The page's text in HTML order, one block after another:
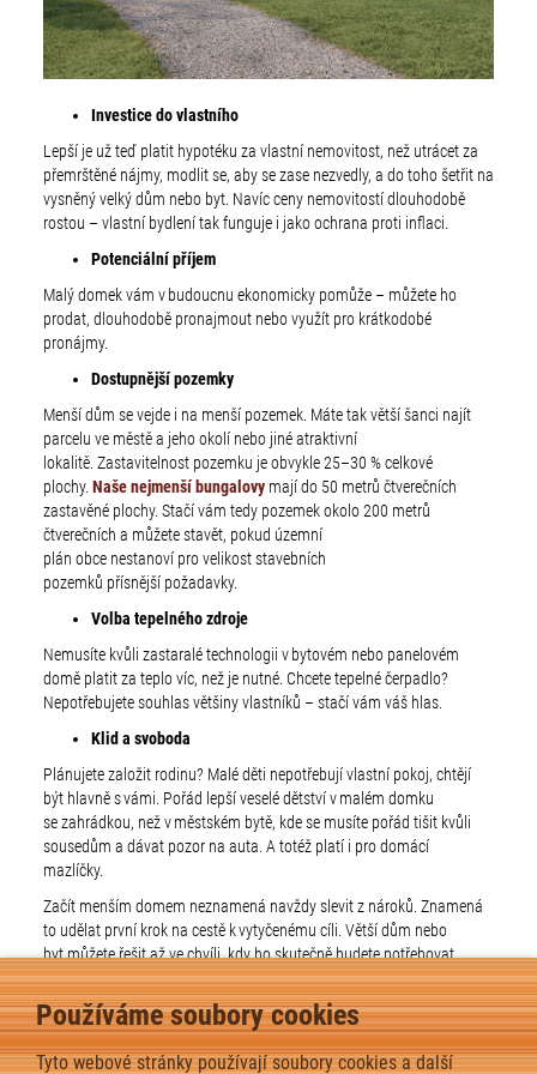
Používáme soubory cookies
Tyto webové stránky používají soubory cookies a další
Investice do vlastního
Lepší je už teď platit hypotéku za vlastní nemovitost, než utrácet za
přemrštěné nájmy, modlit se, aby se zase nezvedly, a do toho šetřit na
vysněný velký dům nebo byt. Navíc ceny nemovitostí dlouhodobě
rostou – vlastní bydlení tak funguje i jako ochrana proti inflaci.
Potenciální příjem
Malý domek vám v budoucnu ekonomicky pomůže – můžete ho
prodat, dlouhodobě pronajmout nebo využít pro krátkodobé
pronájmy.
Dostupnější pozemky
Menší dům se vejde i na menší pozemek. Máte tak větší šanci najít
parcelu ve městě a jeho okolí nebo jiné atraktivní
lokalitě. Zastavitelnost pozemku je obvykle 25–30 % celkové
plochy. Naše nejmenší bungalovymají do 50 metrů čtverečních
zastavěné plochy. Stačí vám tedy pozemek okolo 200 metrů
čtverečních a můžete stavět, pokud územní
plán obce nestanoví pro velikost stavebních
pozemků přísnější požadavky.
Volba tepelného zdroje
Nemusíte kvůli zastaralé technologii v bytovém nebo panelovém
domě platit za teplo víc, než je nutné. Chcete tepelné čerpadlo?
Nepotřebujete souhlas většiny vlastníků – stačí vám váš hlas.
Klid a svoboda
Plánujete založit rodinu? Malé děti nepotřebují vlastní pokoj, chtějí
být hlavně s vámi. Pořád lepší veselé dětství v malém domku
se zahrádkou, než v městském bytě, kde se musíte pořád tišit kvůli
sousedům a dávat pozor na auta. A totéž platí i pro domácí
mazlíčky.
Začít menším domem neznamená navždy slevit z nároků. Znamená
to udělat první krok na cestě k vytyčenému cíli. Větší dům nebo
byt můžete řešit až ve chvíli, kdy ho skutečně budete potřebovat.
MOHLO BY VÁS TAKÉ
ZAJÍMAT: